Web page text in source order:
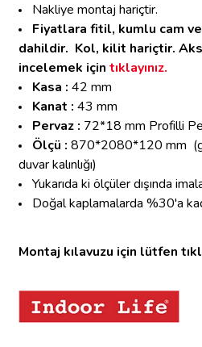
Nakliye montaj hariçtir.
Fiyatlara fitil, kumlu cam
dahildir. Kol, kilit hariçtir.
incelemek için tıklayınız.
Kasa : 42 mm
Kanat : 43 mm
Pervaz : 72*18 mm Profilli
Ölçü : 870*2080*120 mm
duvar kalınlığı)
Yukarıda ki ölçüler dışında
Doğal kaplamalarda %30'a
Montaj kılavuzu için lütfen